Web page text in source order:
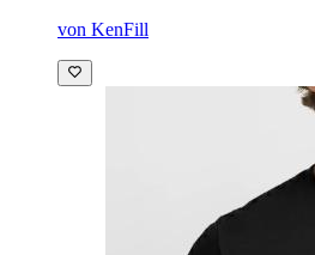
von KenFill